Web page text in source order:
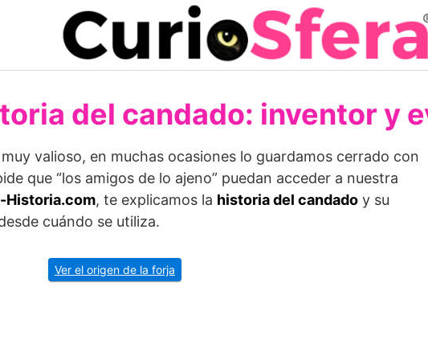
del candado: inventor y
valioso, en muchas ocasiones lo guardamos cerrado con
que “los amigos de lo ajeno” puedan acceder a nuestra
-Historia.com, te explicamos la historia del candado y su
cuándo se utiliza.
Ver el origen de la forja